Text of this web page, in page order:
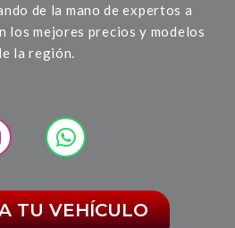
de la mano de expertos a
los mejores precios y modelos
la región.
TU VEHÍCULO